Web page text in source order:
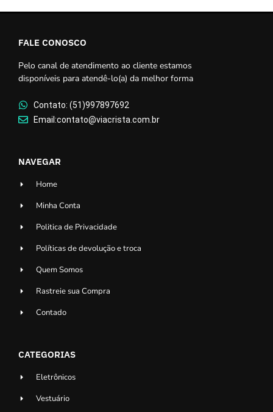
FALE CONOSCO
Pelo canal de atendimento ao cliente estamos
disponíveis para atendê-lo(a) da melhor forma
Contato: (51)997897692
Email:contato@viacrista.com.br
NAVEGAR
Home
Minha Conta
Politica de Privacidade
Políticas de devolução e troca
Quem Somos
Rastreie sua Compra
Contado
CATEGORIAS
Eletrônicos
Vestuário